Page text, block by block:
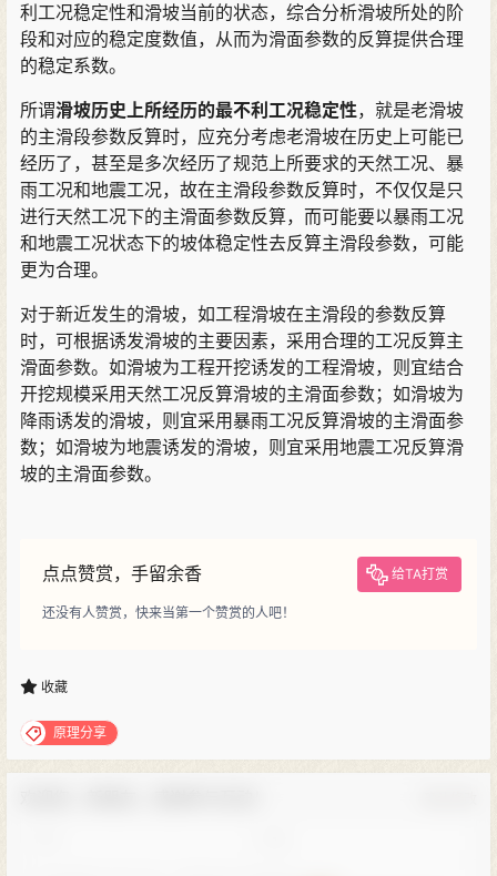
利工况稳定性和滑坡当前的状态，综合分析滑坡所处的阶
段和对应的稳定度数值，从而为滑面参数的反算提供合理
的稳定系数。
所谓滑坡历史上所经历的最不利工况稳定性，就是老滑坡
的主滑段参数反算时，应充分考虑老滑坡在历史上可能已
经历了，甚至是多次经历了规范上所要求的天然工况、暴
雨工况和地震工况，故在主滑段参数反算时，不仅仅是只
进行天然工况下的主滑面参数反算，而可能要以暴雨工况
和地震工况状态下的坡体稳定性去反算主滑段参数，可能
更为合理。
对于新近发生的滑坡，如工程滑坡在主滑段的参数反算
时，可根据诱发滑坡的主要因素，采用合理的工况反算主
滑面参数。如滑坡为工程开挖诱发的工程滑坡，则宜结合
开挖规模采用天然工况反算滑坡的主滑面参数；如滑坡为
降雨诱发的滑坡，则宜采用暴雨工况反算滑坡的主滑面参
数；如滑坡为地震诱发的滑坡，则宜采用地震工况反算滑
坡的主滑面参数。
点点赞赏，手留余香 给TA打赏
还没有人赞赏，快来当第一个赞赏的人吧！
收藏
原理分享